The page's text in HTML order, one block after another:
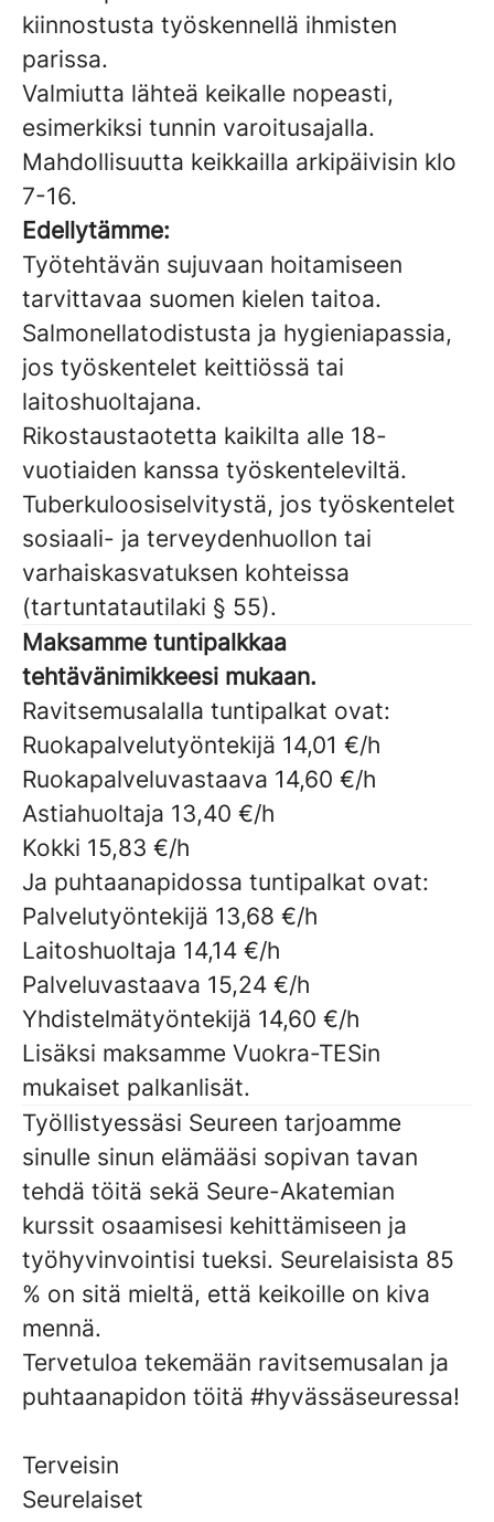
kiinnostusta työskennellä ihmisten
parissa.
Valmiutta lähteä keikalle nopeasti,
esimerkiksi tunnin varoitusajalla.
Mahdollisuutta keikkailla arkipäivisin klo
7-16.
Edellytämme:
Työtehtävän sujuvaan hoitamiseen
tarvittavaa suomen kielen taitoa.
Salmonellatodistusta ja hygieniapassia,
jos työskentelet keittiössä tai
laitoshuoltajana.
Rikostaustaotetta kaikilta alle 18-
vuotiaiden kanssa työskenteleviltä.
Tuberkuloosiselvitystä, jos työskentelet
sosiaali- ja terveydenhuollon tai
varhaiskasvatuksen kohteissa
(tartuntatautilaki § 55).
Maksamme tuntipalkkaa
tehtävänimikkeesi mukaan.
Ravitsemusalalla tuntipalkat ovat:
Ruokapalvelutyöntekijä 14,01 €/h
Ruokapalveluvastaava 14,60 €/h
Astiahuoltaja 13,40 €/h
Kokki 15,83 €/h
Ja puhtaanapidossa tuntipalkat ovat:
Palvelutyöntekijä 13,68 €/h
Laitoshuoltaja 14,14 €/h
Palveluvastaava 15,24 €/h
Yhdistelmätyöntekijä 14,60 €/h
Lisäksi maksamme Vuokra-TESin
mukaiset palkanlisät.
Työllistyessäsi Seureen tarjoamme
sinulle sinun elämääsi sopivan tavan
tehdä töitä sekä Seure-Akatemian
kurssit osaamisesi kehittämiseen ja
työhyvinvointisi tueksi. Seurelaisista 85
% on sitä mieltä, että keikoille on kiva
mennä.
Tervetuloa tekemään ravitsemusalan ja
puhtaanapidon töitä #hyvässäseuressa!
Terveisin
Seurelaiset